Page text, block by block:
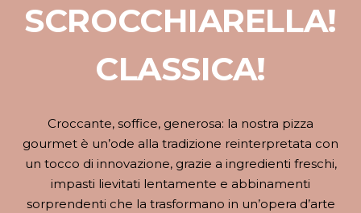
SCROCCHIARELLA!
CLASSICA!
Croccante, soffice, generosa: la nostra pizza
gourmet è un’ode alla tradizione reinterpretata con
un tocco di innovazione, grazie a ingredienti freschi,
impasti lievitati lentamente e abbinamenti
sorprendenti che la trasformano in un’opera d’arte